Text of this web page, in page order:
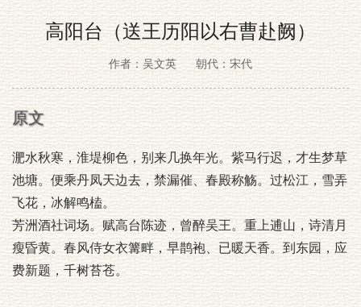
高阳台（送王历阳以右曹赴阙）
作者：吴文英 朝代：宋代
原文
淝水秋寒，淮堤柳色，别来几换年光。紫马行迟，才生梦草
池塘。便乘丹凤天边去，禁漏催、春殿称觞。过松江，雪弄
飞花，冰解鸣榼。
芳洲酒社词场。赋高台陈迹，曾醉吴王。重上逋山，诗清月
瘦昏黄。春风侍女衣篝畔，早鹊袍、已暖天香。到东园，应
费新题，千树苔苍。